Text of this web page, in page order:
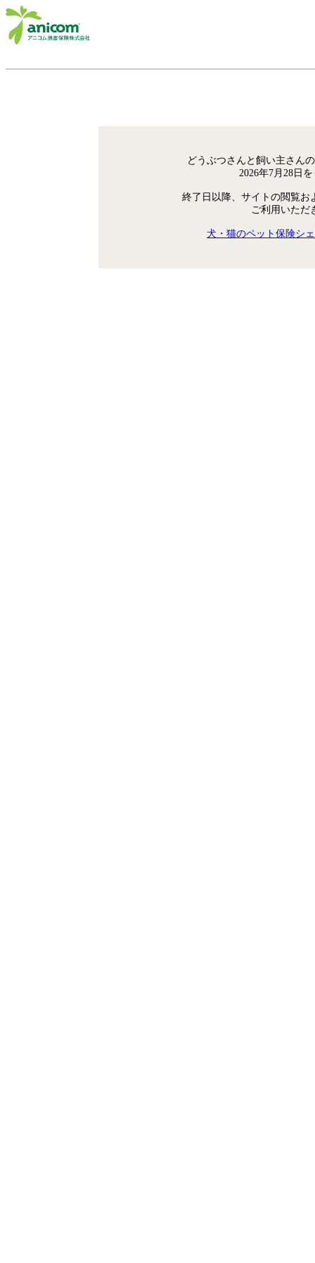
どうぶつさんと飼い主さん
2026年7月28日
終了日以降、サイトの閲覧お
ご利用いただ
犬・猫のペット保険シ